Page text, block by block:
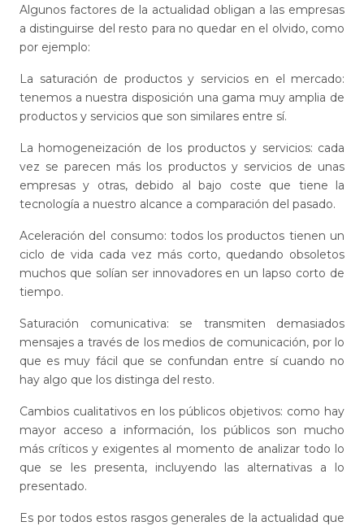
Algunos factores de la actualidad obligan a las empresas
a distinguirse del resto para no quedar en el olvido, como
por ejemplo:
La saturación de productos y servicios en el mercado:
tenemos a nuestra disposición una gama muy amplia de
productos y servicios que son similares entre sí.
La homogeneización de los productos y servicios: cada
vez se parecen más los productos y servicios de unas
empresas y otras, debido al bajo coste que tiene la
tecnología a nuestro alcance a comparación del pasado.
Aceleración del consumo: todos los productos tienen un
ciclo de vida cada vez más corto, quedando obsoletos
muchos que solían ser innovadores en un lapso corto de
tiempo.
Saturación comunicativa: se transmiten demasiados
mensajes a través de los medios de comunicación, por lo
que es muy fácil que se confundan entre sí cuando no
hay algo que los distinga del resto.
Cambios cualitativos en los públicos objetivos: como hay
mayor acceso a información, los públicos son mucho
más críticos y exigentes al momento de analizar todo lo
que se les presenta, incluyendo las alternativas a lo
presentado.
Es por todos estos rasgos generales de la actualidad que